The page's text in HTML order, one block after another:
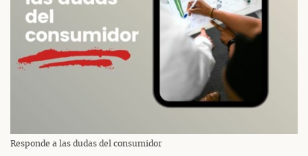
Responde a las dudas del consumidor